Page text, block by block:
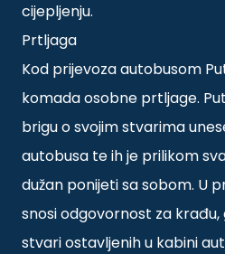
cijepljenju.
Prtljaga
Kod prijevoza autobusom
komada osobne prtljage.
brigu o svojim stvarima
autobusa te ih je prilikom
dužan ponijeti sa sobom. U
snosi odgovornost za
stvari ostavljenih u kabini